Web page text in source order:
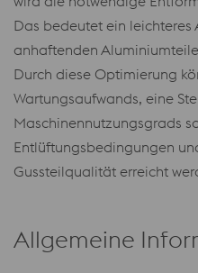
Das bedeutet ein leichteres
anhaftenden
Durch diese Optimierung
Wartungsaufwands, eine
Maschinennutzungsgrads
Entlüftungsbedingungen
Gussteilqualität erreicht
Allgemeine